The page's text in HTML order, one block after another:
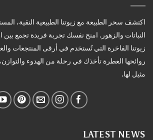
اكتشف سحر الطبيعة مع زيوتنا الطبيعية النقية،
النباتات والزهور. امنح نفسك تجربة فريدة تجمع بين
زيوتنا الفاخرة التي تُستخدم في أرقى المنتجعات
روائحها العطرة تأخذك في رحلة من الهدوء
مثيل لها.
LATEST NEWS